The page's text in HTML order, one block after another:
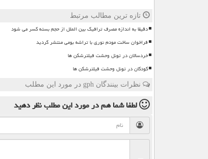
تازه ترین مطالب مرتبط
دقیقا به اندازه مصرف ترافیک بین الملل از حجم بسته کسر می شود
فراخوان ساخت مودم نوری با تراشه بومی منتشر گردید
خردسالان در تونل وحشت فیلترشکن ها
کودکان در تونل وحشت فیلترشکن ها
نظرات بینندگان gph در مورد این مطلب
لطفا شما همدر مورد این مطلبنظر دهید